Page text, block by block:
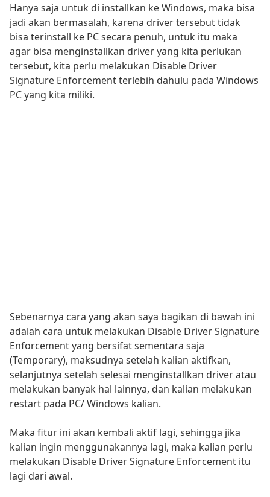
Hanya saja untuk di installkan ke Windows, maka bisa
jadi akan bermasalah, karena driver tersebut tidak
bisa terinstall ke PC secara penuh, untuk itu maka
agar bisa menginstallkan driver yang kita perlukan
tersebut, kita perlu melakukan Disable Driver
Signature Enforcement terlebih dahulu pada Windows
PC yang kita miliki.
Sebenarnya cara yang akan saya bagikan di bawah ini
adalah cara untuk melakukan Disable Driver Signature
Enforcement yang bersifat sementara saja
(Temporary), maksudnya setelah kalian aktifkan,
selanjutnya setelah selesai menginstallkan driver atau
melakukan banyak hal lainnya, dan kalian melakukan
restart pada PC/ Windows kalian.
Maka fitur ini akan kembali aktif lagi, sehingga jika
kalian ingin menggunakannya lagi, maka kalian perlu
melakukan Disable Driver Signature Enforcement itu
lagi dari awal.